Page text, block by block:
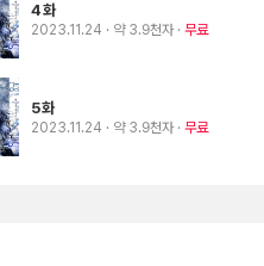
4화
2023.11.24 · 약 3.9천자 무료
5화
2023.11.24 · 약 3.9천자 무료